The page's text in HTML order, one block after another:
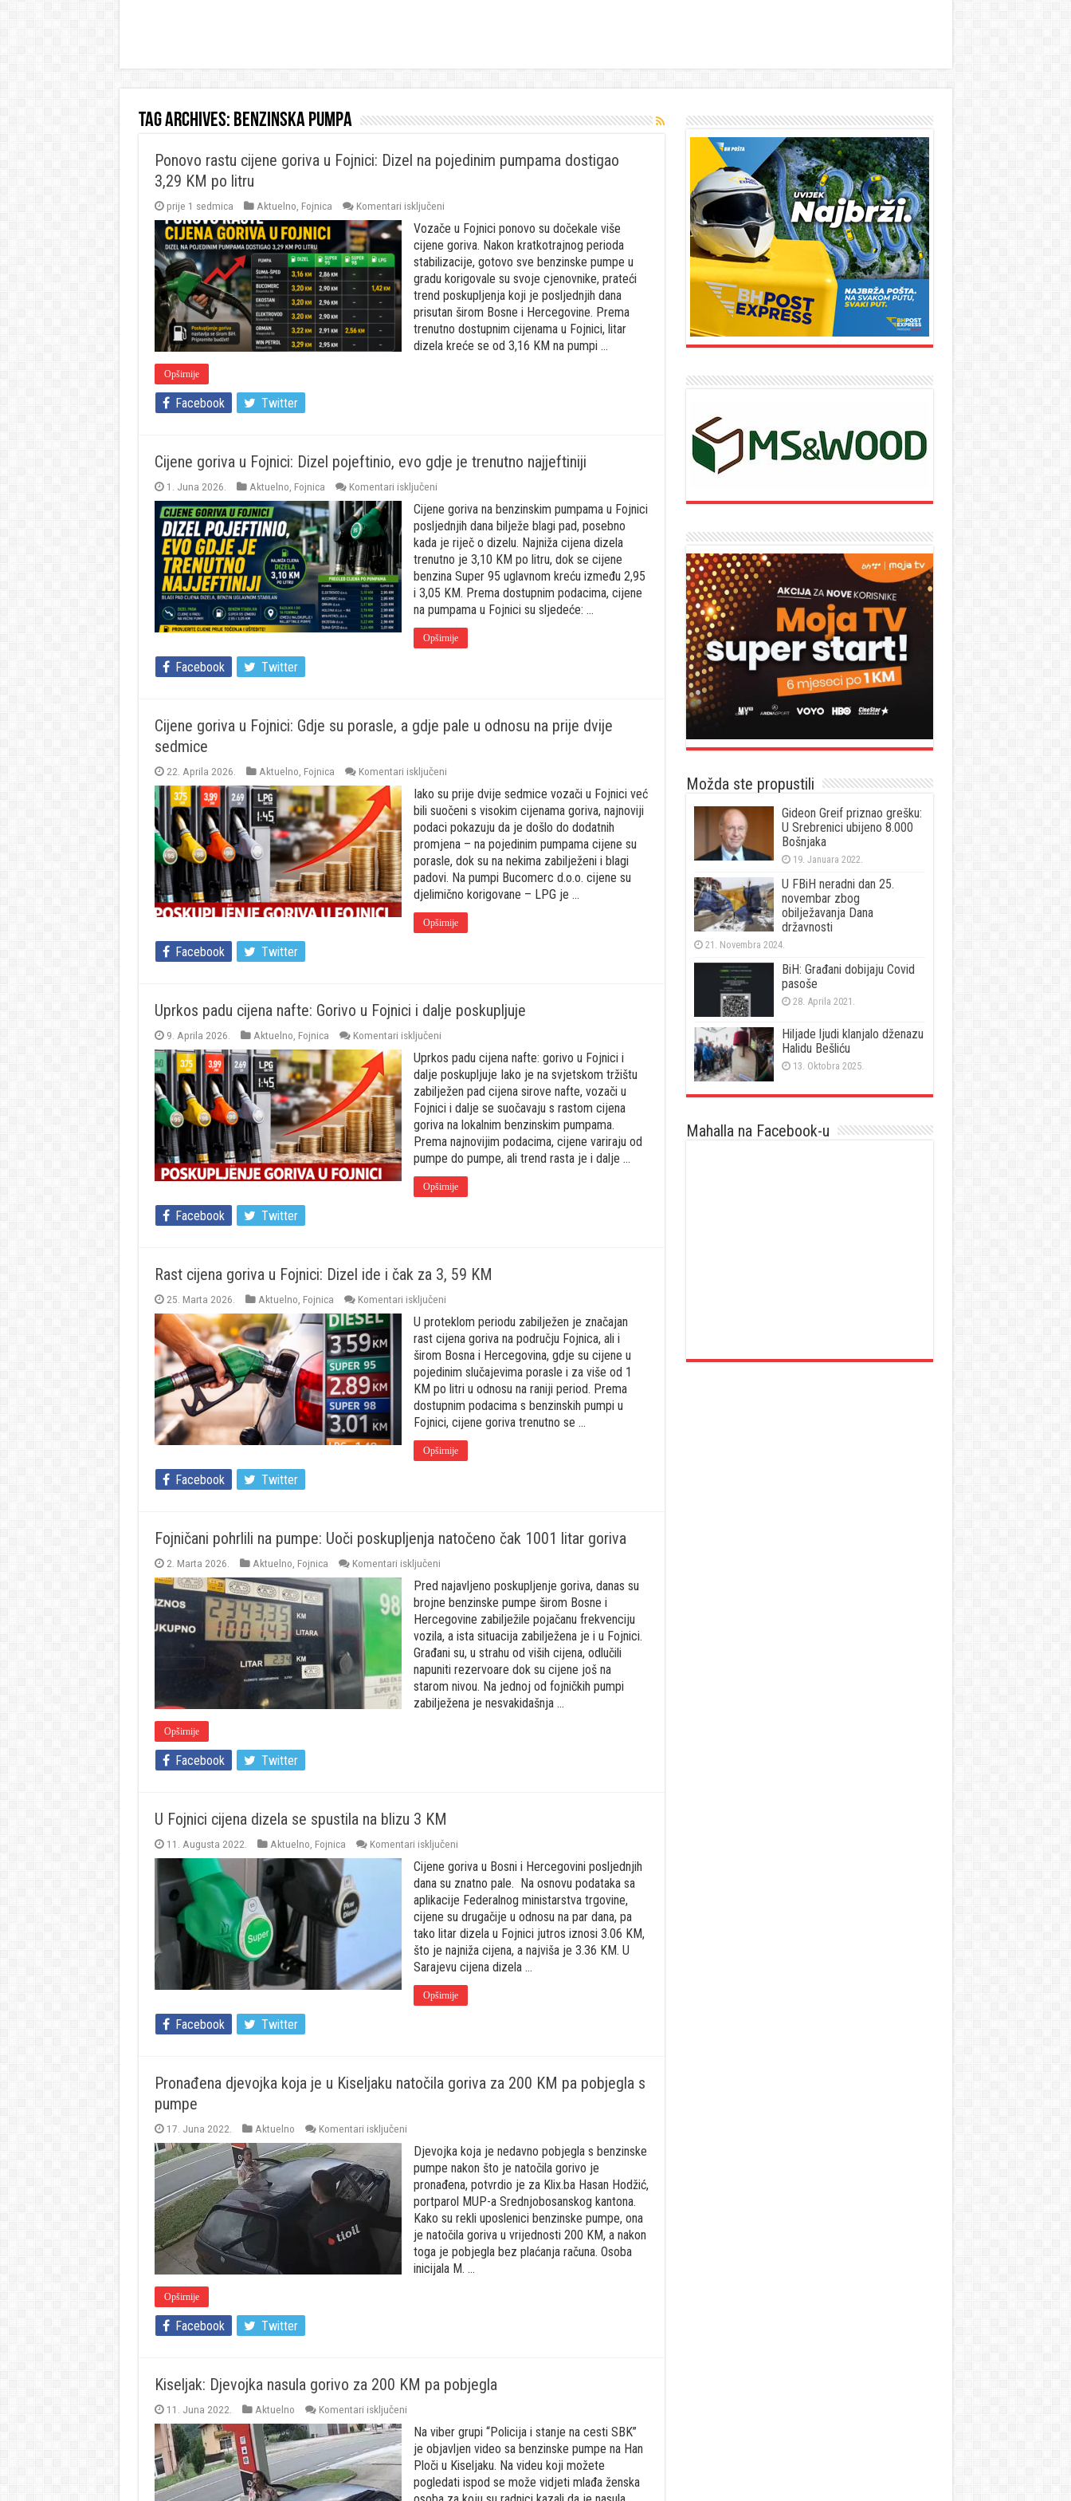
Tag Archives: benzinska pumpa
Ponovo rastu cijene goriva u Fojnici: Dizel na pojedinim pumpama dostigao
3,29 KM po litru
prije 1 sedmica Aktuelno Fojnica Komentari isključeniza
rastu
cijene
goriva
u
Fojnici:
Dizel
na
pojedinim
pumpama
dostigao
Vozače u Fojnici ponovo su dočekale više
cijene goriva. Nakon kratkotrajnog perioda
stabilizacije, gotovo sve benzinske pumpe u
gradu korigovale su svoje cjenovnike, prateći
trend poskupljenja koji je posljednjih dana
prisutan širom Bosne i Hercegovine. Prema
trenutno dostupnim cijenama u Fojnici, litar
dizela kreće se od 3,16 KM na pumpi …
Opširnije
Facebook Twitter
Cijene goriva u Fojnici: Dizel pojeftinio, evo gdje je trenutno najjeftiniji
1. Juna 2026. Aktuelno Fojnica Komentari isključeniza
goriva
u
Fojnici:
Dizel
pojeftinio,
evo
gdje
je
trenutno
najjeftiniji
Cijene goriva na benzinskim pumpama u Fojnici
posljednjih dana bilježe blagi pad, posebno
kada je riječ o dizelu. Najniža cijena dizela
trenutno je 3,10 KM po litru, dok se cijene
benzina Super 95 uglavnom kreću između 2,95
i 3,05 KM. Prema dostupnim podacima, cijene
na pumpama u Fojnici su sljedeće: …
Opširnije
Facebook Twitter
Cijene goriva u Fojnici: Gdje su porasle, a gdje pale u odnosu na prije dvije
sedmice
22. Aprila 2026. Aktuelno Fojnica Komentari isključeniza
goriva
u
Fojnici:
Gdje
su
porasle,
gdje
pale
u
odnosu
na
Iako su prije dvije sedmice vozači u Fojnici već
bili suočeni s visokim cijenama goriva, najnoviji
podaci pokazuju da je došlo do dodatnih
promjena – na pojedinim pumpama cijene su
porasle, dok su na nekima zabilježeni i blagi
padovi. Na pumpi Bucomerc d.o.o. cijene su
djelimično korigovane – LPG je …
Opširnije
Facebook Twitter
Uprkos padu cijena nafte: Gorivo u Fojnici i dalje poskupljuje
9. Aprila 2026. Aktuelno Fojnica Komentari isključeniza
padu
cijena
nafte:
Gorivo
u
Fojnici
i
dalje
poskupljuje
Uprkos padu cijena nafte: gorivo u Fojnici i
dalje poskupljuje Iako je na svjetskom tržištu
zabilježen pad cijena sirove nafte, vozači u
Fojnici i dalje se suočavaju s rastom cijena
goriva na lokalnim benzinskim pumpama.
Prema najnovijim podacima, cijene variraju od
pumpe do pumpe, ali trend rasta je i dalje …
Opširnije
Facebook Twitter
Rast cijena goriva u Fojnici: Dizel ide i čak za 3, 59 KM
25. Marta 2026. Aktuelno Fojnica Komentari isključeniza
cijena
goriva
u
Fojnici:
Dizel
ide
i
čak
za
3,
59
KM
U proteklom periodu zabilježen je značajan
rast cijena goriva na području Fojnica, ali i
širom Bosna i Hercegovina, gdje su cijene u
pojedinim slučajevima porasle i za više od 1
KM po litri u odnosu na raniji period. Prema
dostupnim podacima s benzinskih pumpi u
Fojnici, cijene goriva trenutno se …
Opširnije
Facebook Twitter
Fojničani pohrlili na pumpe: Uoči poskupljenja natočeno čak 1001 litar goriva
2. Marta 2026. Aktuelno Fojnica Komentari isključeniza
pohrlili
na
pumpe:
Uoči
poskupljenja
natočeno
čak
1001
litar
goriva
Pred najavljeno poskupljenje goriva, danas su
brojne benzinske pumpe širom Bosne i
Hercegovine zabilježile pojačanu frekvenciju
vozila, a ista situacija zabilježena je i u Fojnici.
Građani su, u strahu od viših cijena, odlučili
napuniti rezervoare dok su cijene još na
starom nivou. Na jednoj od fojničkih pumpi
zabilježena je nesvakidašnja …
Opširnije
Facebook Twitter
U Fojnici cijena dizela se spustila na blizu 3 KM
11. Augusta 2022. Aktuelno Fojnica Komentari isključeniza
Fojnici
cijena
dizela
se
spustila
na
blizu
3
KM
Cijene goriva u Bosni i Hercegovini posljednjih
dana su znatno pale. Na osnovu podataka sa
aplikacije Federalnog ministarstva trgovine,
cijene su drugačije u odnosu na par dana, pa
tako litar dizela u Fojnici jutros iznosi 3.06 KM,
što je najniža cijena, a najviša je 3.36 KM. U
Sarajevu cijena dizela …
Opširnije
Facebook Twitter
Pronađena djevojka koja je u Kiseljaku natočila goriva za 200 KM pa pobjegla s
pumpe
17. Juna 2022. Aktuelno Komentari isključeniza
djevojka
koja
je
Kiseljaku
natočila
goriva
za
200
KM
Djevojka koja je nedavno pobjegla s benzinske
pumpe nakon što je natočila gorivo je
pronađena, potvrdio je za Klix.ba Hasan Hodžić,
portparol MUP-a Srednjobosanskog kantona.
Kako su rekli uposlenici benzinske pumpe, ona
je natočila goriva u vrijednosti 200 KM, a nakon
toga je pobjegla bez plaćanja računa. Osoba
inicijala M. …
Opširnije
Facebook Twitter
Kiseljak: Djevojka nasula gorivo za 200 KM pa pobjegla
11. Juna 2022. Aktuelno Komentari isključeniza
Djevojka
nasula
gorivo
za
200
KM
Na viber grupi “Policija i stanje na cesti SBK”
je objavljen video sa benzinske pumpe na Han
Ploči u Kiseljaku. Na videu koji možete
pogledati ispod se može vidjeti mlađa ženska
Možda ste propustili
Gideon Greif priznao grešku:
U Srebrenici ubijeno 8.000
Bošnjaka
19. Januara 2022.
U FBiH neradni dan 25.
novembar zbog
obilježavanja Dana
državnosti
21. Novembra 2024.
BiH: Građani dobijaju Covid
pasoše
28. Aprila 2021.
Hiljade ljudi klanjalo dženazu
Halidu Bešliću
13. Oktobra 2025.
Mahalla na Facebook-u